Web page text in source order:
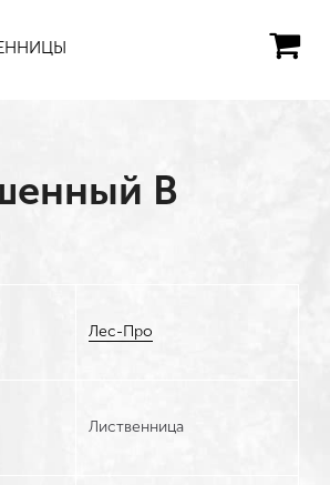
В
Лес-Про
Лиственница